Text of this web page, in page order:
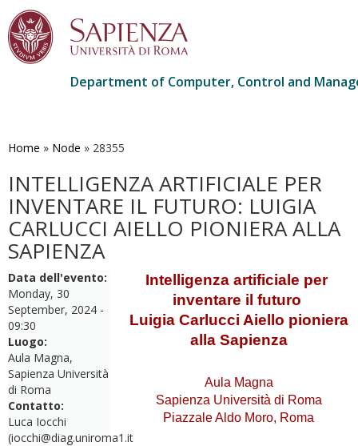
main
Department of Computer, Control and
Home » Node » 28355
INTELLIGENZA ARTIFICIALE PER
INVENTARE IL FUTURO: LUIGIA
CARLUCCI AIELLO PIONIERA ALLA
SAPIENZA
Data dell'evento:
Monday, 30
September, 2024 -
09:30
Luogo:
Aula Magna,
Sapienza Università
di Roma
Contatto:
Luca Iocchi
(iocchi@diag.uniroma1.it
Intelligenza artificiale per
inventare il futuro
Luigia Carlucci Aiello pioniera
alla Sapienza
Aula Magna
Sapienza Università di Roma
Piazzale Aldo Moro, Roma